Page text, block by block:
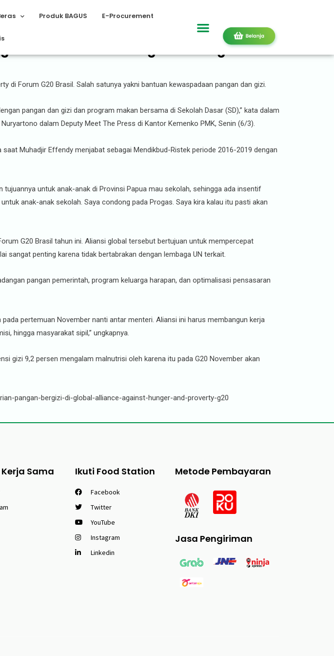
Produk BAGUS E-Procurement
di Global Alliance Against Hunger and
di Forum G20 Brasil. Salah satunya yakni bantuan kewaspadaan pangan dan gizi.
pangan dan gizi dan program makan bersama di Sekolah Dasar (SD),” kata dalam
Nuryartono dalam Deputy Meet The Press di Kantor Kemenko PMK, Senin (6/3).
Muhadjir Effendy menjabat sebagai Mendikbud-Ristek periode 2016-2019 dengan
untuk anak-anak di Provinsi Papua mau sekolah, sehingga ada insentif
anak-anak sekolah. Saya condong pada Progas. Saya kira kalau itu pasti akan
G20 Brasil tahun ini. Aliansi global tersebut bertujuan untuk mempercepat
sangat penting karena tidak bertabrakan dengan lembaga UN terkait.
pangan pemerintah, program keluarga harapan, dan optimalisasi pensasaran
pertemuan November nanti antar menteri. Aliansi ini harus membangun kerja
hingga masyarakat sipil,” ungkapnya.
gizi 9,2 persen mengalam malnutrisi oleh karena itu pada G20 November akan
pangan-bergizi-di-global-alliance-against-hunger-and-proverty-g20
Sama Ikuti Food Station
Facebook
Twitter
YouTube
Instagram
Linkedin
Metode Pembayaran
Jasa Pengiriman